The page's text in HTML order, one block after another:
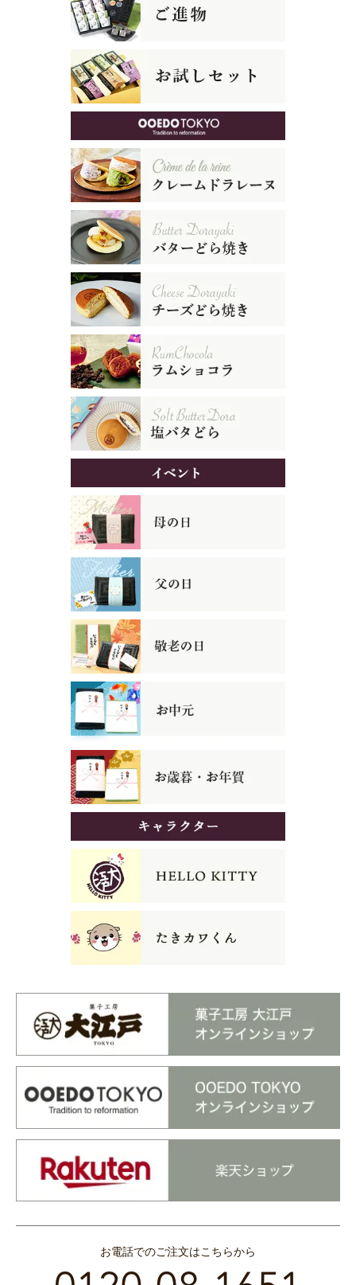
お電話でのご注文はこちらから